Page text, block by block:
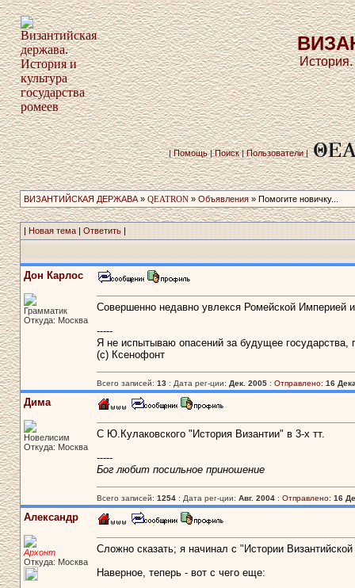
|Помощь|Поиск|Пользователи|
ВИЗАНТИЙСКАЯ ДЕРЖАВА» QEATRON» Объявления» Помогите новичку...
| Новая тема|Ответить|
Дон Карлос
Грамматик
Откуда: Москва
Совершенно недавно увлекся Ромейской Империей
-----
Я не испытываю опасений за будущее государства,
(с) Ксенофонт
Всего записей: 13: Дата рег-ции: Дек. 2005: Отправлено: 16
Дима
Новелисим
Откуда: Москва
C Ю.Кулаковского "История Византии" в 3-х тт.
-----
Бог любит посильное приношение
Всего записей: 1254: Дата рег-ции: Авг. 2004: Отправлено: 16
Александр
Архонт
Откуда: Москва
Сложно сказать; я начинал с "Истории
Наверное, теперь - вот с чего еще: